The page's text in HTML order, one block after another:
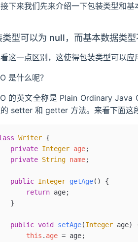
下来我们先来介绍一下包装类型和基
类型可以为 null，而基本数据类型
这一点区别，这使得包装类型可以应
是什么呢？
的英文全称是 Plain Ordinary Java
setter 和 getter 方法。来看下面这
Writer {
	private
Integer age;
	private
String name;
	public
Integer getAge()
{
		return
age;
	}
	public
void setAge(Integer age)
		this
. age = age;